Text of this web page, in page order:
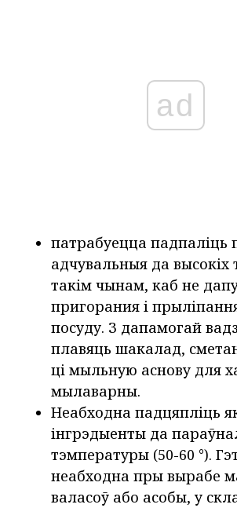
ad
патрабуецца падпаліць
адчувальныя да высокіх
такім чынам, каб не
пригорания і
посуду. З дапамогай
плавяць шакалад,
ці мыльную аснову для
мылаварны.
Неабходна падцяпліць
інгрэдыенты да
тэмпературы (50-60 °).
неабходна пры вырабе
валасоў або асобы, у